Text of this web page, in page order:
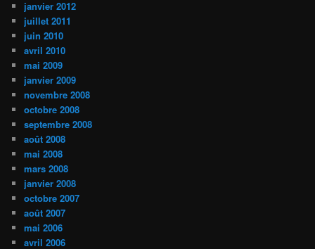
janvier 2012
juillet 2011
juin 2010
avril 2010
mai 2009
janvier 2009
novembre 2008
octobre 2008
septembre 2008
août 2008
mai 2008
mars 2008
janvier 2008
octobre 2007
août 2007
mai 2006
avril 2006